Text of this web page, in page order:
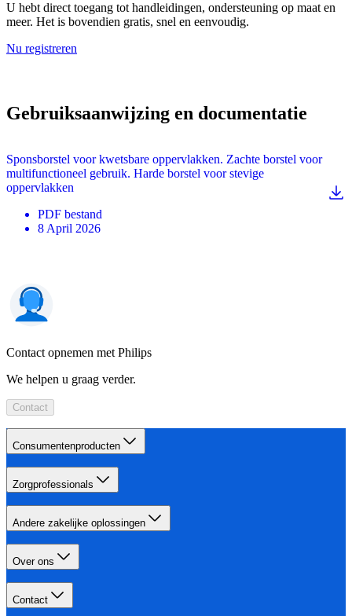
U hebt direct toegang tot handleidingen, ondersteuning op maat en
meer. Het is bovendien gratis, snel en eenvoudig.
Nu registreren
Gebruiksaanwijzing en documentatie
Sponsborstel voor kwetsbare oppervlakken. Zachte borstel voor
multifunctioneel gebruik. Harde borstel voor stevige
oppervlakken
PDF bestand
8 April 2026
Contact opnemen met Philips
We helpen u graag verder.
Contact
Consumentenproducten
Zorgprofessionals
Andere zakelijke oplossingen
Over ons
Contact